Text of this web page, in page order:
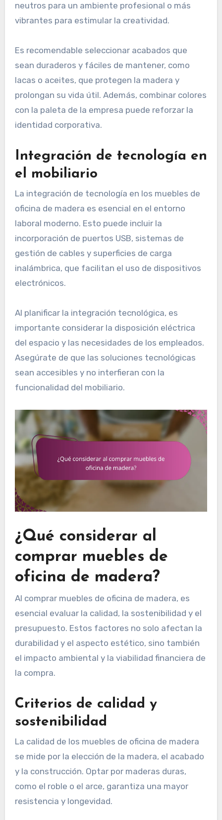
neutros para un ambiente profesional o más
vibrantes para estimular la creatividad.
Es recomendable seleccionar acabados que
sean duraderos y fáciles de mantener, como
lacas o aceites, que protegen la madera y
prolongan su vida útil. Además, combinar colores
con la paleta de la empresa puede reforzar la
identidad corporativa.
Integración de tecnología en
el mobiliario
La integración de tecnología en los muebles de
oficina de madera es esencial en el entorno
laboral moderno. Esto puede incluir la
incorporación de puertos USB, sistemas de
gestión de cables y superficies de carga
inalámbrica, que facilitan el uso de dispositivos
electrónicos.
Al planificar la integración tecnológica, es
importante considerar la disposición eléctrica
del espacio y las necesidades de los empleados.
Asegúrate de que las soluciones tecnológicas
sean accesibles y no interfieran con la
funcionalidad del mobiliario.
¿Qué considerar al
comprar muebles de
oficina de madera?
Al comprar muebles de oficina de madera, es
esencial evaluar la calidad, la sostenibilidad y el
presupuesto. Estos factores no solo afectan la
durabilidad y el aspecto estético, sino también
el impacto ambiental y la viabilidad financiera de
la compra.
Criterios de calidad y
sostenibilidad
La calidad de los muebles de oficina de madera
se mide por la elección de la madera, el acabado
y la construcción. Optar por maderas duras,
como el roble o el arce, garantiza una mayor
resistencia y longevidad.